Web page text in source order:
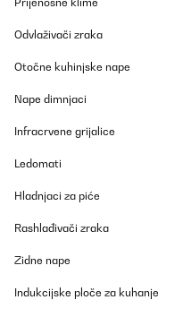
Prevedi
Das Hochbeet ist sehr
Ich bin absolut begeistert
Odvlaživači zraka
Otočne kuhinjske nape
Nape dimnjaci
Infracrvene grijalice
Ledomati
Hladnjaci za piće
Rashlađivači zraka
Zidne nape
Indukcijske ploče za kuhanje